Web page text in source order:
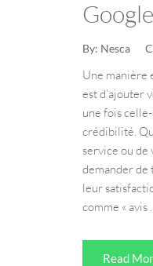
By: Nesca
Une manière
est d’ajouter
une fois
crédibilité.
service ou
demander de
leur
comme « avis …
Read